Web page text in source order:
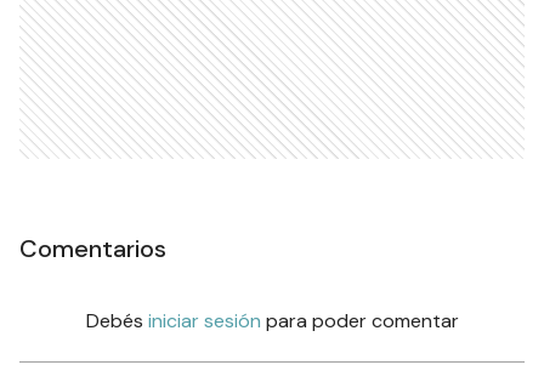
Comentarios
Debés iniciar sesión para poder comentar